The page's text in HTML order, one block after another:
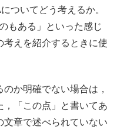
ついてどう考えるか。
もある」といった感じ
考えを紹介するときに使
か明確でない場合は，
「この点」と書いてあ
文章で述べられていない